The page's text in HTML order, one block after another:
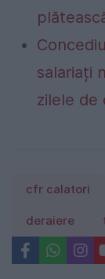
salariați
zilele de
cfr calatori
deraiere